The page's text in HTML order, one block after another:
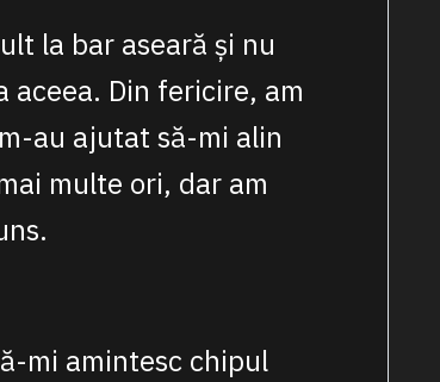
la bar aseară și nu
aceea. Din fericire, am
au ajutat să-mi alin
multe ori, dar am
mi amintesc chipul